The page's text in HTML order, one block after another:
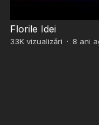
Florile Idei
33Kvizualizări · 8 ani